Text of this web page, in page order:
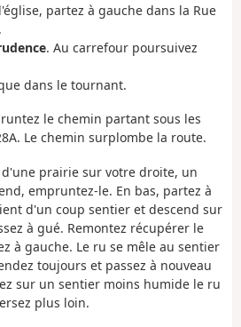
partez à gauche dans la Rue
. Au carrefour poursuivez
dans le tournant.
le chemin partant sous les
Le chemin surplombe la route.
prairie sur votre droite, un
empruntez-le. En bas, partez à
d'un coup sentier et descend sur
à gué. Remontez récupérer le
à gauche. Le ru se mêle au sentier
toujours et passez à nouveau
sur un sentier moins humide le ru
plus loin.